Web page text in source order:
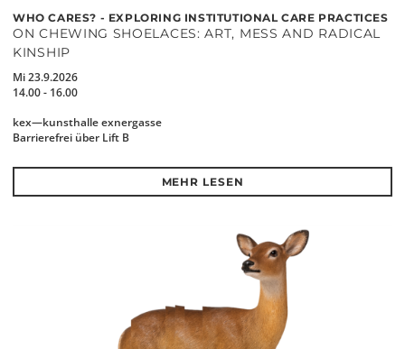
WHO CARES? - EXPLORING INSTITUTIONAL CARE PRACTICES
ON CHEWING SHOELACES: ART, MESS AND RADICAL
KINSHIP
Mi 23.9.2026
14.00 - 16.00
kex—kunsthalle exnergasse
Barrierefrei über Lift B
MEHR LESEN